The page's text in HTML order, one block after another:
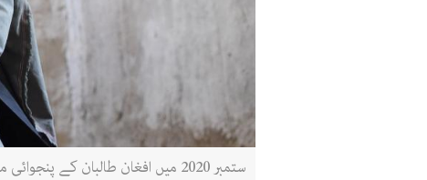
ستمبر 2020 میں افغان طالبان